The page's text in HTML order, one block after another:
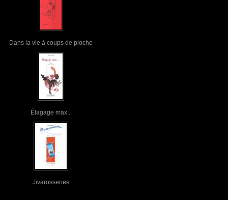
Dans la vie à coups de pioche
Élagage max...
Jivarosseries